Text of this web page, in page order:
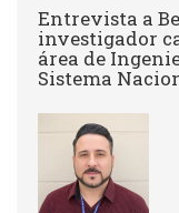
Entrevista a
investigador
área de
Sistema